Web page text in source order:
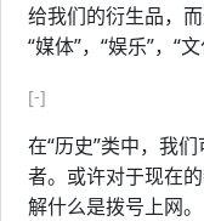
给我们的衍生品，
“媒体”，“娱乐”，“文
[-]
在“历史”类中，我
者。或许对于现在
解什么是拨号上网。